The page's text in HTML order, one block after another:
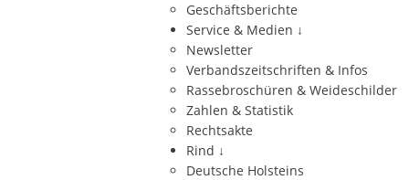
Geschäftsberichte
Service & Medien ↓
Newsletter
Verbandszeitschriften & Infos
Rassebroschüren & Weideschilder
Zahlen & Statistik
Rechtsakte
Rind ↓
Deutsche Holsteins